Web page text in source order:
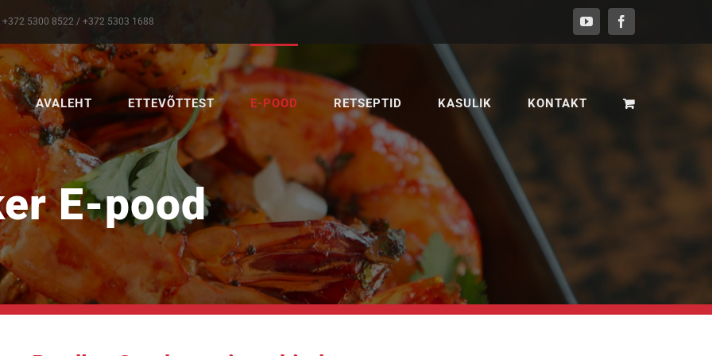
+372 5300 8522 / +372 5303 1688 YouTubeFacebook
AVALEHT ETTEVÕTTEST E-POOD RETSEPTID KASULIK KONTAKT
E-pood